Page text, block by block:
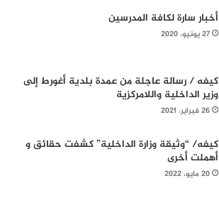
أخبار سارة لكافة المدرسين
27 يونيو، 2020
كيفه / رسالة عاجلة من عمدة بلدية أغورط إلى
وزير الداخلية واللامركزية
26 فبراير، 2021
كيفه/ “وثيقة وزارة الداخلية” كشفت حقائق و
أهملت أخرى
20 مايو، 2022